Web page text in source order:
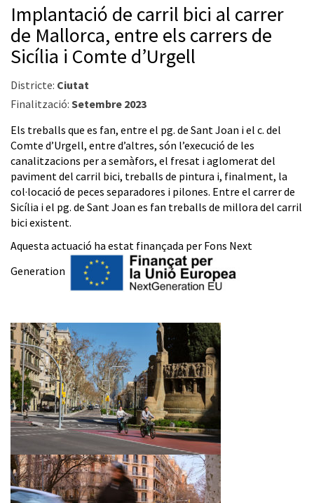
Implantació de carril bici al carrer
de Mallorca, entre els carrers de
Sicília i Comte d’Urgell
Districte: Ciutat
Finalització: Setembre 2023
Els treballs que es fan, entre el pg. de Sant Joan i el c. del
Comte d’Urgell, entre d’altres, són l’execució de les
canalitzacions per a semàfors, el fresat i aglomerat del
paviment del carril bici, treballs de pintura i, finalment, la
col·locació de peces separadores i pilones. Entre el carrer de
Sicília i el pg. de Sant Joan es fan treballs de millora del carril
bici existent.
Aquesta actuació ha estat finançada per Fons Next
Generation